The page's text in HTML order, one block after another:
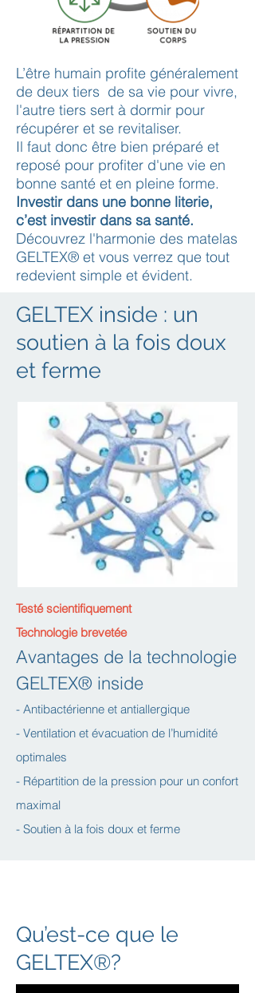
L’être humain profite généralement
de deux tiers de sa vie pour vivre,
l'autre tiers sert à dormir pour
récupérer et se revitaliser.
Il faut donc être bien préparé et
reposé pour profiter d'une vie en
bonne santé et en pleine forme.
Investir dans une bonne literie,
c’est investir dans sa santé.
Découvrez l'harmonie des matelas
GELTEX® et vous verrez que tout
redevient simple et évident.
GELTEX inside : un
soutien à la fois doux
et ferme
Testé scientifiquement
Technologie brevetée
Avantages de la technologie
GELTEX® inside
- Antibactérienne et antiallergique
- Ventilation et évacuation de l’humidité
optimales
- Répartition de la pression pour un confort
maximal
- Soutien à la fois doux et ferme
Qu’est-ce que le
GELTEX®?